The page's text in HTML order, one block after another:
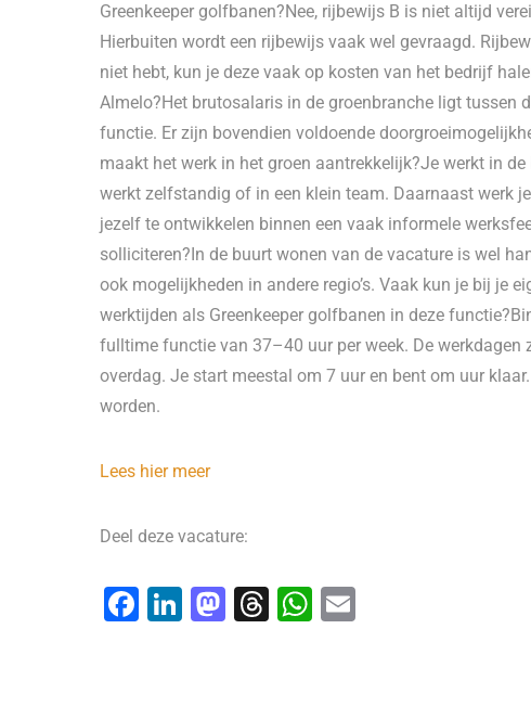
Greenkeeper golfbanen?Nee, rijbewijs B is niet altijd
Hierbuiten wordt een rijbewijs vaak wel gevraagd.
niet hebt, kun je deze vaak op kosten van het bedrijf
Almelo?Het brutosalaris in de groenbranche ligt tussen
functie. Er zijn bovendien voldoende
maakt het werk in het groen aantrekkelijk?Je werkt in
werkt zelfstandig of in een klein team. Daarnaast werk
jezelf te ontwikkelen binnen een vaak informele
solliciteren?In de buurt wonen van de vacature is wel
ook mogelijkheden in andere regio’s. Vaak kun je bij je
werktijden als Greenkeeper golfbanen in deze
fulltime functie van 37–40 uur per week. De
overdag. Je start meestal om 7 uur en bent om uur
worden.
Lees hier meer
Deel deze vacature:
F
Li
M T
W